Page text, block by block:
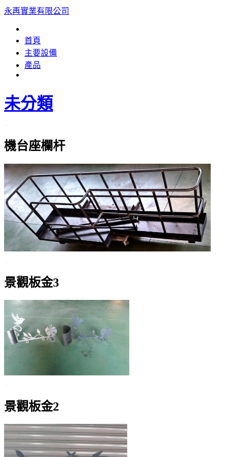
永再實業有限公司
首頁
主要設備
產品
未分類
機台座欄杆
景觀板金3
景觀板金2